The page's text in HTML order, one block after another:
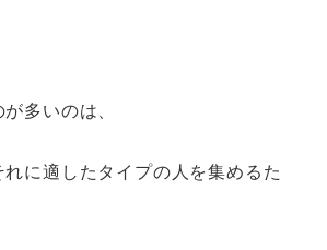
多いのは、
に適したタイプの人を集めるた